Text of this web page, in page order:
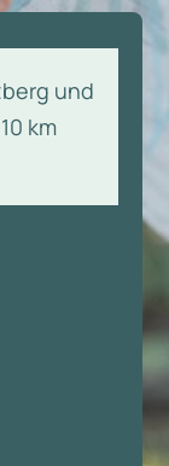
und
km